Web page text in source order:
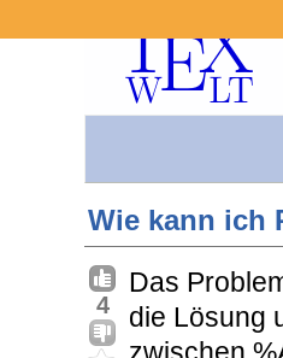
Wie kann ich
4
Das
die Lösung